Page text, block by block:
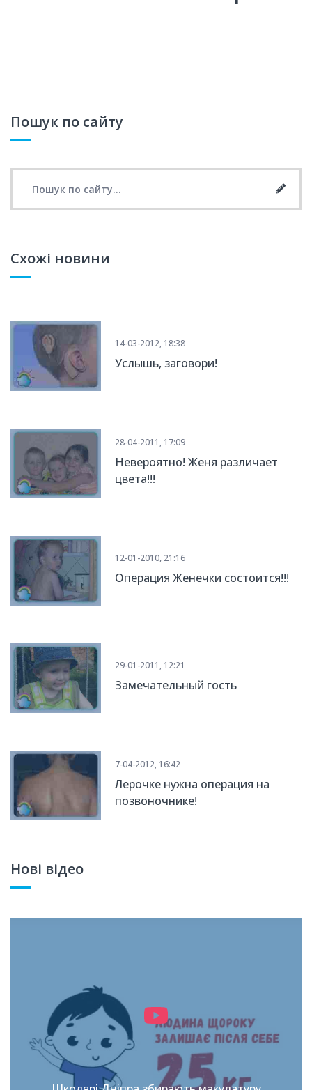
Пошук по сайту
Схожі новини
14-03-2012, 18:38
Услышь, заговори!
28-04-2011, 17:09
Невероятно! Женя различает
цвета!!!
12-01-2010, 21:16
Операция Женечки состоится!!!
29-01-2011, 12:21
Замечательный гость
7-04-2012, 16:42
Лерочке нужна операция на
позвоночнике!
Нові відео